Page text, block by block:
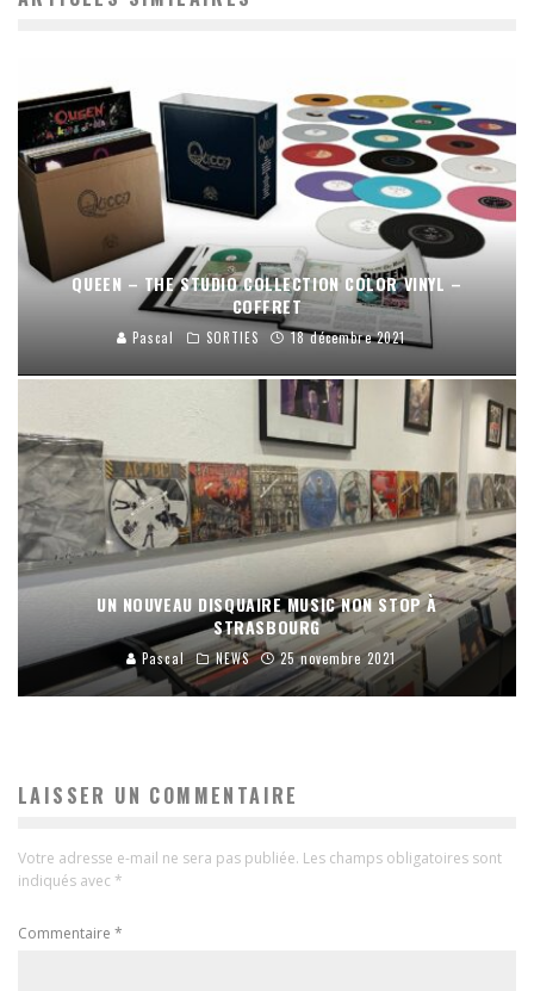
QUEEN – THE STUDIO COLLECTION COLOR VINYL –
COFFRET
Pascal SORTIES 18 décembre 2021
UN NOUVEAU DISQUAIRE MUSIC NON STOP À
STRASBOURG
Pascal NEWS 25 novembre 2021
LAISSER UN COMMENTAIRE
Votre adresse e-mail ne sera pas publiée. Les champs obligatoires sont
indiqués avec *
Commentaire *